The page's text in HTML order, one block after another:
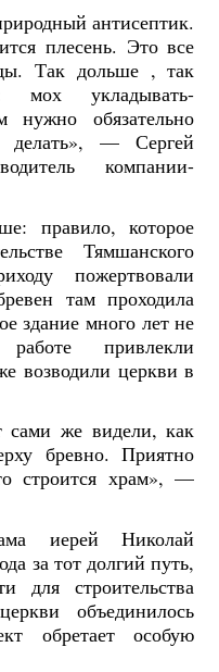
антисептик.
плесень. Это все
Так дольше , так
мох укладывать-
нужно обязательно
делать», — Сергей
компании-
правило, которое
Тямшанского
пожертвовали
там проходила
здание много лет не
привлекли
возводили церкви в
сами же видели, как
бревно. Приятно
строится храм», —
иерей Николай
за тот долгий путь,
для строительства
объединилось
обретает особую